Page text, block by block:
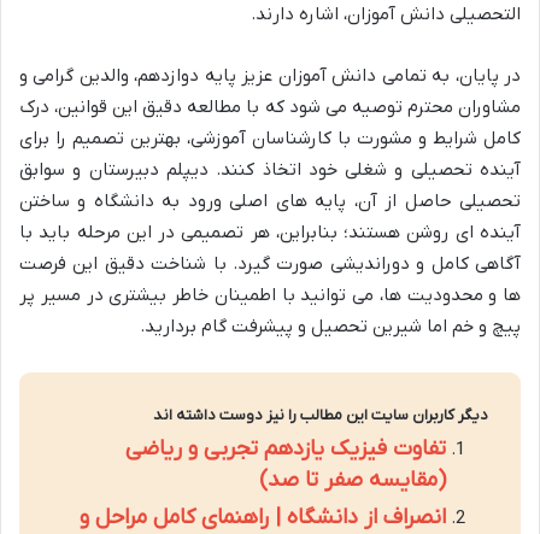
التحصیلی دانش آموزان، اشاره دارند.
در پایان، به تمامی دانش آموزان عزیز پایه دوازدهم، والدین گرامی و
مشاوران محترم توصیه می شود که با مطالعه دقیق این قوانین، درک
کامل شرایط و مشورت با کارشناسان آموزشی، بهترین تصمیم را برای
آینده تحصیلی و شغلی خود اتخاذ کنند. دیپلم دبیرستان و سوابق
تحصیلی حاصل از آن، پایه های اصلی ورود به دانشگاه و ساختن
آینده ای روشن هستند؛ بنابراین، هر تصمیمی در این مرحله باید با
آگاهی کامل و دوراندیشی صورت گیرد. با شناخت دقیق این فرصت
ها و محدودیت ها، می توانید با اطمینان خاطر بیشتری در مسیر پر
پیچ و خم اما شیرین تحصیل و پیشرفت گام بردارید.
دیگر کاربران سایت این مطالب را نیز دوست داشته اند
تفاوت فیزیک یازدهم تجربی و ریاضی
(مقایسه صفر تا صد)
انصراف از دانشگاه | راهنمای کامل مراحل و